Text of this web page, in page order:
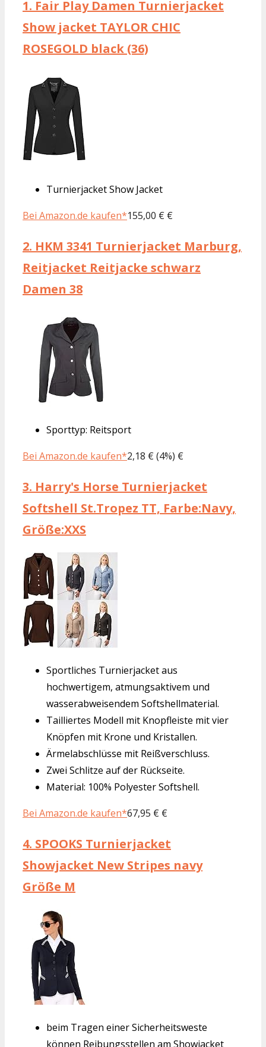
1. Fair Play Damen Turnierjacket
Show jacket TAYLOR CHIC
ROSEGOLD black (36)
Turnierjacket Show Jacket
Bei Amazon.de kaufen*155,00 € €
2. HKM 3341 Turnierjacket Marburg,
Reitjacket Reitjacke schwarz
Damen 38
Sporttyp: Reitsport
Bei Amazon.de kaufen*2,18 € (4%) €
3. Harry's Horse Turnierjacket
Softshell St.Tropez TT, Farbe:Navy,
Größe:XXS
Sportliches Turnierjacket aus
hochwertigem, atmungsaktivem und
wasserabweisendem Softshellmaterial.
Tailliertes Modell mit Knopfleiste mit vier
Knöpfen mit Krone und Kristallen.
Ärmelabschlüsse mit Reißverschluss.
Zwei Schlitze auf der Rückseite.
Material: 100% Polyester Softshell.
Bei Amazon.de kaufen*67,95 € €
4. SPOOKS Turnierjacket
Showjacket New Stripes navy
Größe M
beim Tragen einer Sicherheitsweste
können Reibungsstellen am Showjacket